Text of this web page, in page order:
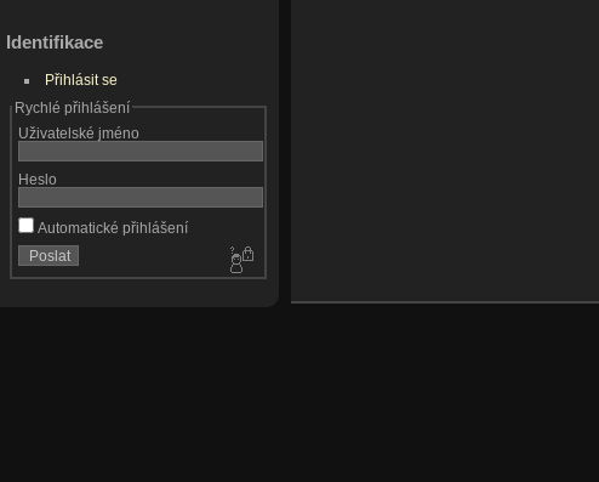
Identifikace
Přihlásit se
Rychlé přihlášení
Uživatelské jméno
Heslo
Automatické přihlášení